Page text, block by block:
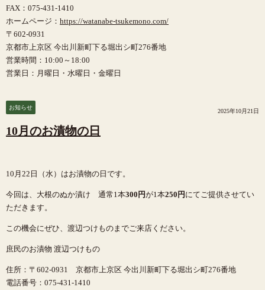
FAX：075-431-1410
ホームページ： https://watanabe-tsukemono.com/
〒602-0931
京都市上京区 今出川新町下る堀出シ町276番地
営業時間：10:00～18:00
営業日：月曜日・水曜日・金曜日
お知らせ
2025年10月21日
10月のお漬物の日
10月22日（水）はお漬物の日です。
今回は、大根のぬか漬け 通常1本300円が1本250円 にてご提供させてい
ただきます。
この機会にぜひ、渡辺つけものまでご来店ください。
庶民のお漬物 渡辺つけもの
住所：〒602-0931 京都市上京区 今出川新町下る堀出シ町276番地
電話番号：075-431-1410